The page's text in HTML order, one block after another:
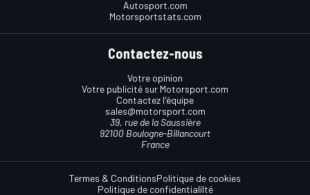
Autosport.com
Motorsportstats.com
Contactez-nous
Votre opinion
Votre publicité sur Motorsport.com
Contactez l'équipe
sales@motorsport.com
39, rue de la Saussière
92100 Boulogne-Billancourt
France
Termes & ConditionsPolitique de cookies
Politique de confidentialilté